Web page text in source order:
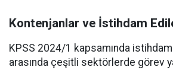
Kontenjanlar ve İstihdam
KPSS 2024/1 kapsamında
arasında çeşitli sektörlerde görev